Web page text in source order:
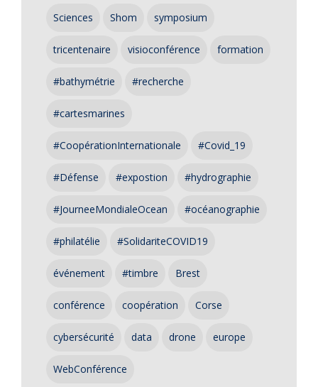
Sciences Shom symposium
tricentenaire visioconférence formation
#bathymétrie #recherche
#cartesmarines
#CoopérationInternationale #Covid_19
#Défense #expostion #hydrographie
#JourneeMondialeOcean #océanographie
#philatélie #SolidariteCOVID19
événement #timbre Brest
conférence coopération Corse
cybersécurité data drone europe
WebConférence